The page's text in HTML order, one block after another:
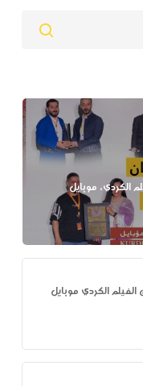
الكردي، موبايل
الكردي موبايل